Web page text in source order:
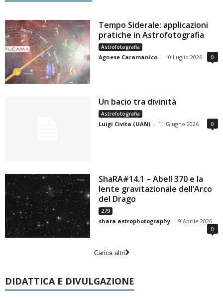
Tempo Siderale: applicazioni
pratiche in Astrofotografia
Astrofotografia
Agnese Caramanico - 10 Luglio 2026 0
Un bacio tra divinità
Astrofotografia
Luigi Civita (UAN) - 11 Giugno 2026 0
ShaRA#14.1 – Abell 370 e la
lente gravitazionale dell’Arco
del Drago
279
shara.astrophotography - 9 Aprile 2026
0
Carica altri
DIDATTICA E DIVULGAZIONE